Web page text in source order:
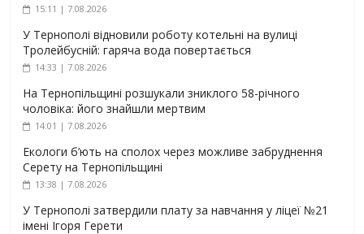
15:11 | 7.08.2026
У Тернополі відновили роботу котельні на вулиці
Тролейбусній: гаряча вода повертається
14:33 | 7.08.2026
На Тернопільщині розшукали зниклого 58-річного
чоловіка: його знайшли мертвим
14:01 | 7.08.2026
Екологи б’ють на сполох через можливе забруднення
Серету на Тернопільщині
13:38 | 7.08.2026
У Тернополі затвердили плату за навчання у ліцеї №21
імені Ігоря Герети